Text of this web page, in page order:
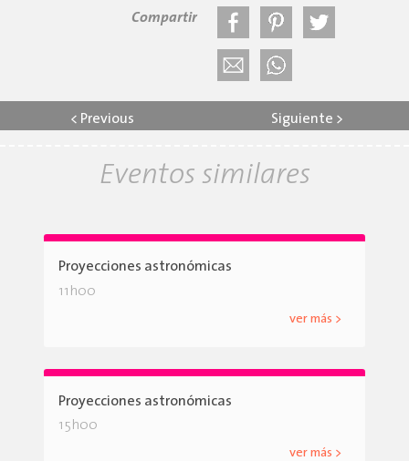
Compartir
< Previous Siguiente >
Eventos similares
Proyecciones astronómicas
11h00
ver más >
Proyecciones astronómicas
15h00
ver más >